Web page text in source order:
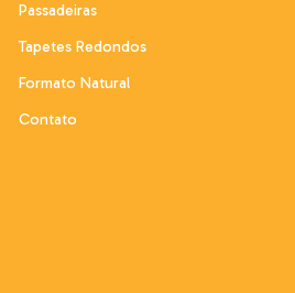
Passadeiras
Tapetes Redondos
Formato Natural
Contato